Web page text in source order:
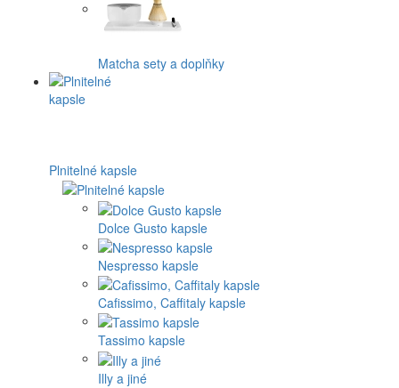
Matcha sety a doplňky
Plnitelné kapsle
Dolce Gusto kapsle
Nespresso kapsle
Cafissimo, Caffitaly kapsle
Tassimo kapsle
Illy a jiné